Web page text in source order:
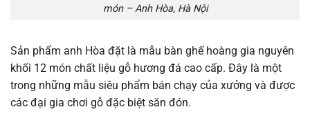
món – Anh Hòa, Hà Nội
Sản phẩm anh Hòa đặt là mẫu bàn ghế hoàng gia nguyên
khối 12 món chất liệu gỗ hương đá cao cấp. Đây là một
trong những mẫu siêu phẩm bán chạy của xưởng và được
các đại gia chơi gỗ đặc biệt săn đón.